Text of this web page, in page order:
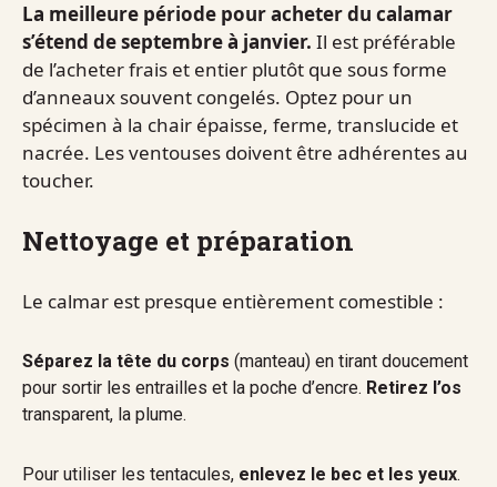
La meilleure période pour acheter du calamar
s’étend de septembre à janvier. Il est préférable
de l’acheter frais et entier plutôt que sous forme
d’anneaux souvent congelés. Optez pour un
spécimen à la chair épaisse, ferme, translucide et
nacrée. Les ventouses doivent être adhérentes au
toucher.
Nettoyage et préparation
Le calmar est presque entièrement comestible :
Séparez la tête du corps (manteau) en tirant doucement
pour sortir les entrailles et la poche d’encre. Retirez l’os
transparent, la plume.
Pour utiliser les tentacules, enlevez le bec et les yeux.